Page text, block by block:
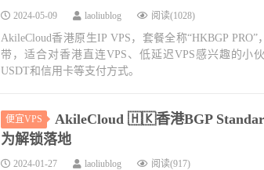
2024-05-09 laoliublog 阅读(1028)
AkileCloud香港原生IP VPS，套餐全称“HKBGP
带，适合对香港直连VPS、低延迟VPS感兴趣的小
USDT和信用卡等支付方式。
便宜VPS
AkileCloud 🇭🇰香港BGP
为解锁落地
2024-01-27 laoliublog 阅读(917)